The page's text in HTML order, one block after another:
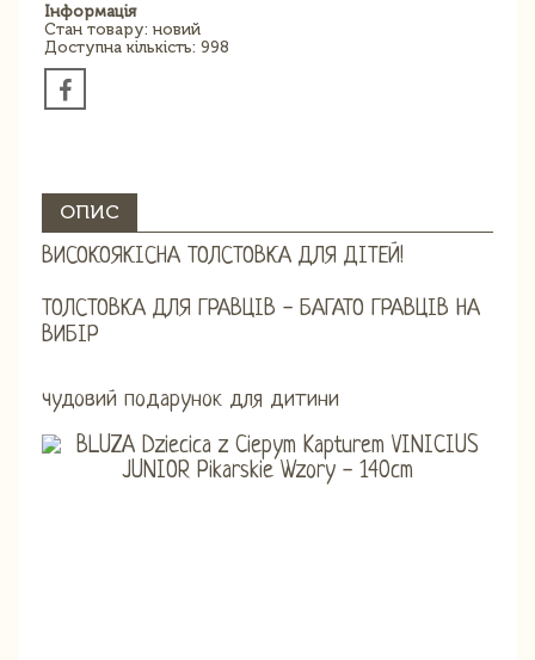
Інформація
Стан товару: новий
Доступна кількість: 998
ОПИС
ВИСОКОЯКІСНА ТОЛСТОВКА ДЛЯ ДІТЕЙ!
ТОЛСТОВКА ДЛЯ ГРАВЦІВ - БАГАТО ГРАВЦІВ НА
ВИБІР
чудовий подарунок для дитини